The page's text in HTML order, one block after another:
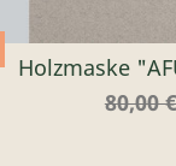
Holzmaske
80,00 €